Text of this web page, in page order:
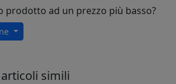
prodotto ad un prezzo più basso?
simili